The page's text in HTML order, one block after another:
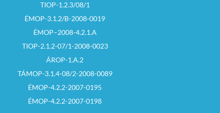
TIOP-1.2.3/08/1
ÉMOP-3.1.2/B-2008-0019
ÉMOP–2008-4.2.1.A
TIOP-2.1.2-07/1-2008-0023
ÁROP-1.A.2
TÁMOP-3.1.4-08/2-2008-0089
ÉMOP-4.2.2-2007-0195
ÉMOP-4.2.2-2007-0198